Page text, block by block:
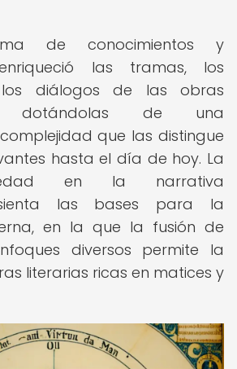
de conocimientos y
las tramas, los
diálogos de las obras
dotándolas de una
que las distingue
hasta el día de hoy. La
en la narrativa
las bases para la
en la que la fusión de
diversos permite la
literarias ricas en matices y